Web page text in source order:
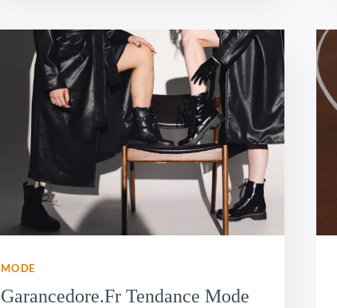
MODE
Garancedore.fr Tendance Mode